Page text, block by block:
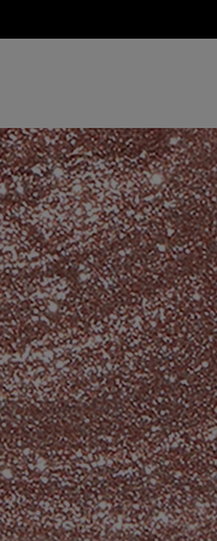
ROSE GOLD